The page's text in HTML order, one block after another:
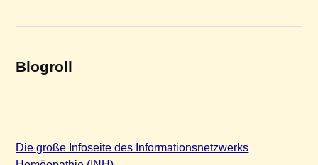
Blogroll
Die große Infoseite des Informationsnetzwerks